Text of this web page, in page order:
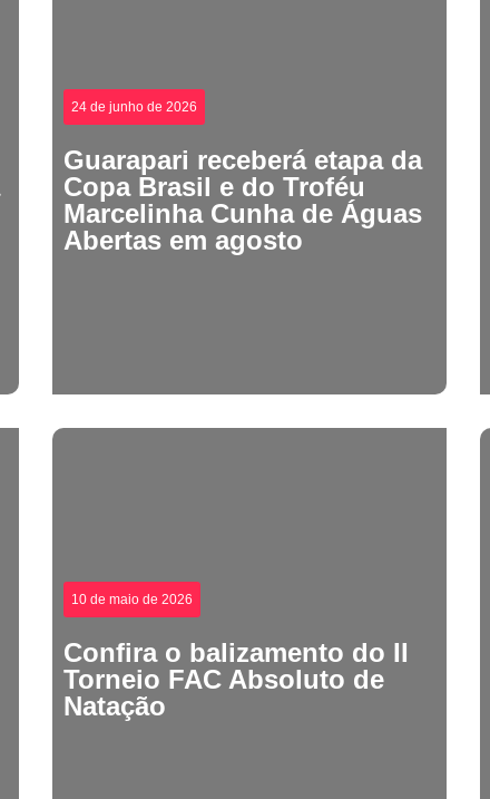
24 de junho de 2026
Guarapari receberá etapa da
Copa Brasil e do Troféu
Marcelinha Cunha de Águas
Abertas em agosto
10 de maio de 2026
Confira o balizamento do II
Torneio FAC Absoluto de
Natação